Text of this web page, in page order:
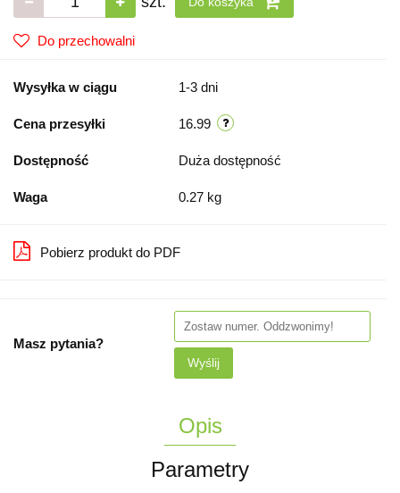
Do przechowalni
Wysyłka w ciągu 1-3 dni
Cena przesyłki 16.99
Dostępność Duża dostępność
Waga 0.27 kg
Pobierz produkt do PDF
Masz pytania?
Wyślij
Opis
Parametry